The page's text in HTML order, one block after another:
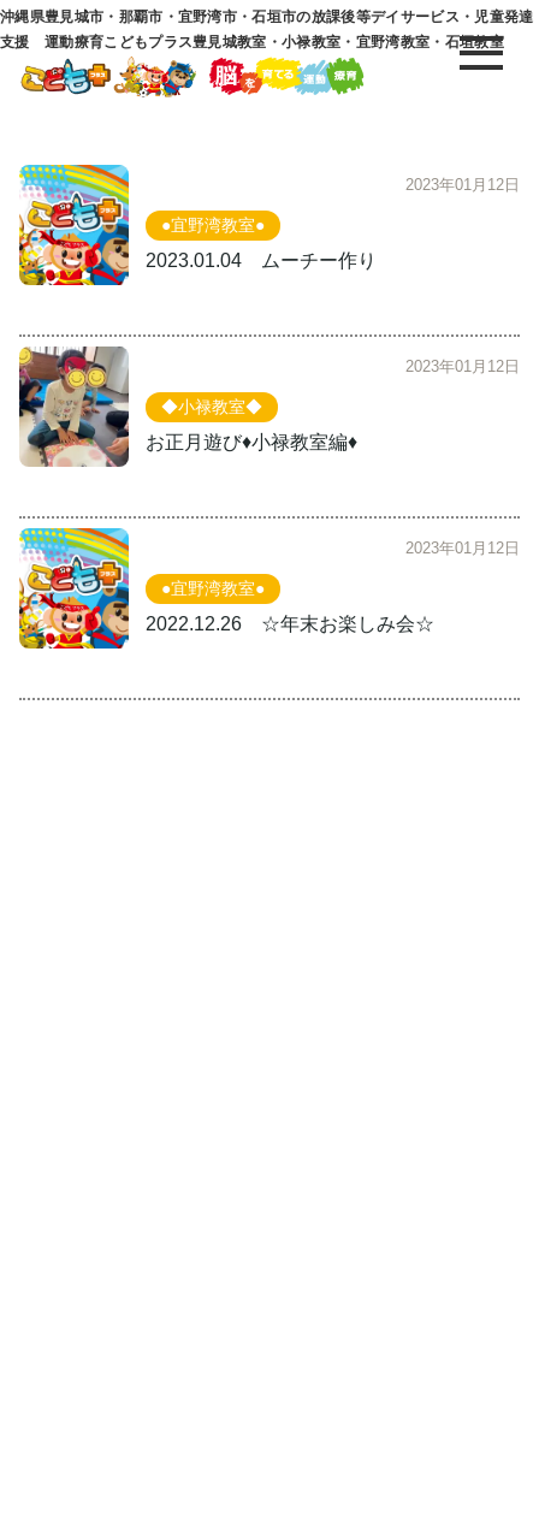
沖縄県豊見城市・那覇市・宜野湾市・石垣市の放課後等デイサービス・児童発達
支援 運動療育こどもプラス豊見城教室・小禄教室・宜野湾教室・石垣教室
●宜野湾教室●
2023.01.04 ムーチー作り
2023年01月12日
◆小禄教室◆
お正月遊び♦︎小禄教室編♦︎
2023年01月12日
●宜野湾教室●
2022.12.26 ☆年末お楽しみ会☆
2023年01月12日